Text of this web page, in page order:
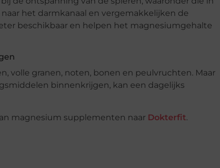
het darmkanaal en vergemakkelijken de
beschikbaar en helpen het magnesiumgehalte
volle granen, noten, bonen en peulvruchten. Maar
binnenkrijgen, kan een dagelijks
magnesium supplementen naar Dokterfit.